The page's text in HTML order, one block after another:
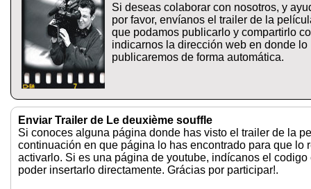
Si deseas colaborar con nosotros, y
por favor, envíanos el trailer de la
que podamos publicarlo y compartirlo
indicarnos la dirección web en donde lo
publicaremos de forma automática.
Enviar Trailer de Le deuxième souffle
Si conoces alguna página donde has visto el trailer de la
continuación en que página lo has encontrado para que lo
activarlo. Si es una página de youtube, indícanos el
poder insertarlo directamente. Grácias por participar!.